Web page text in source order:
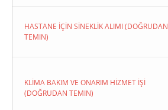
HASTANE İÇİN SİNEKLİK ALIMI (DOĞRUDAN
TEMIN)
KLİMA BAKIM VE ONARIM HİZMET İŞİ
(DOĞRUDAN TEMIN)